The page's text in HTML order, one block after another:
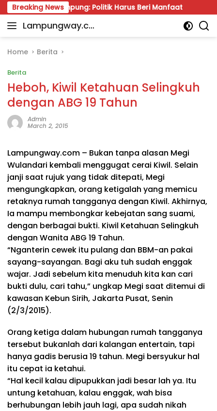
Skip
to
content
Breaking News
Lampung: Politik Harus Beri Manfaat Dana
Lampungway.co
Portal
Daerah
Terpercaya
dan
Terupdate
Home Berita
Berita
Heboh, Kiwil Ketahuan Selingkuh
dengan ABG 19 Tahun
Admin
March 2, 2015
Lampungway.com – Bukan tanpa alasan Megi
Wulandari kembali menggugat cerai Kiwil. Selain
janji saat rujuk yang tidak ditepati, Megi
mengungkapkan, orang ketigalah yang memicu
retaknya rumah tangganya dengan Kiwil. Akhirnya,
Ia mampu membongkar kebejatan sang suami,
dengan berbagai bukti. Kiwil Ketahuan Selingkuh
dengan Wanita ABG 19 Tahun.
“Nganterin cewek itu pulang dan BBM-an pakai
sayang-sayangan. Bagi aku tuh sudah enggak
wajar. Jadi sebelum kita menuduh kita kan cari
bukti dulu, cari tahu,” ungkap Megi saat ditemui di
kawasan Kebun Sirih, Jakarta Pusat, Senin
(2/3/2015).
Orang ketiga dalam hubungan rumah tangganya
tersebut bukanlah dari kalangan entertain, tapi
hanya gadis berusia 19 tahun. Megi bersyukur hal
itu cepat ia ketahui.
“Hal kecil kalau dipupukkan jadi besar lah ya. Itu
untung ketahuan, kalau enggak, wah bisa
berhubungan lebih jauh lagi, apa sudah nikah